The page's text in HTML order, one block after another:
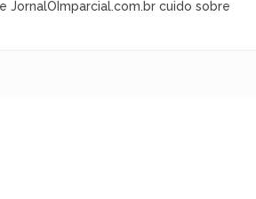
JornalOImparcial.com.br cuido sobre